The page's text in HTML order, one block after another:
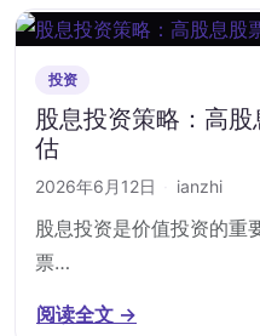
投资
股息投资策略：高
估
2026年6月12日 ianzhi
股息投资是价值投资的重
票…
阅读全文 →